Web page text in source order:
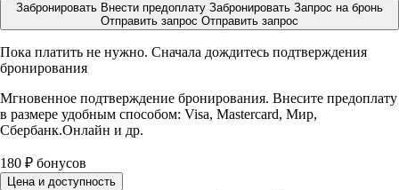
Забронировать Внести предоплату Забронировать Запрос на бронь
Отправить запрос Отправить запрос
Пока платить не нужно. Сначала дождитесь подтверждения
бронирования
Мгновенное подтверждение бронирования. Внесите предоплату
в размере удобным способом: Visa, Mastercard, Мир,
Сбербанк.Онлайн и др.
180 ₽ бонусов
Цена и доступность